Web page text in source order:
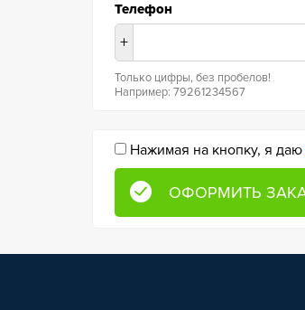
Телефон
+
Только цифры, без пробелов!
Например: 79261234567
Нажимая на кнопку, я даю